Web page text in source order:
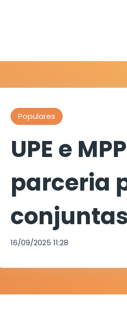
Populares
UPE e
parceria
pesquisa
16/09/2025 11:28